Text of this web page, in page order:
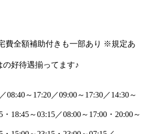
費全額補助付きも一部あり ※規定あ
好待遇揃ってます♪
08:40～17:20／09:00～17:30／14:30～
18:45～03:15／08:00～17:00・20:00～